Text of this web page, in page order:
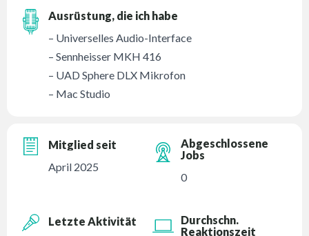
Ausrüstung, die ich habe
– Universelles Audio-Interface
– Sennheisser MKH 416
– UAD Sphere DLX Mikrofon
– Mac Studio
Mitglied seit
April 2025
Abgeschlossene
Jobs
0
Letzte Aktivität
Durchschn.
Reaktionszeit